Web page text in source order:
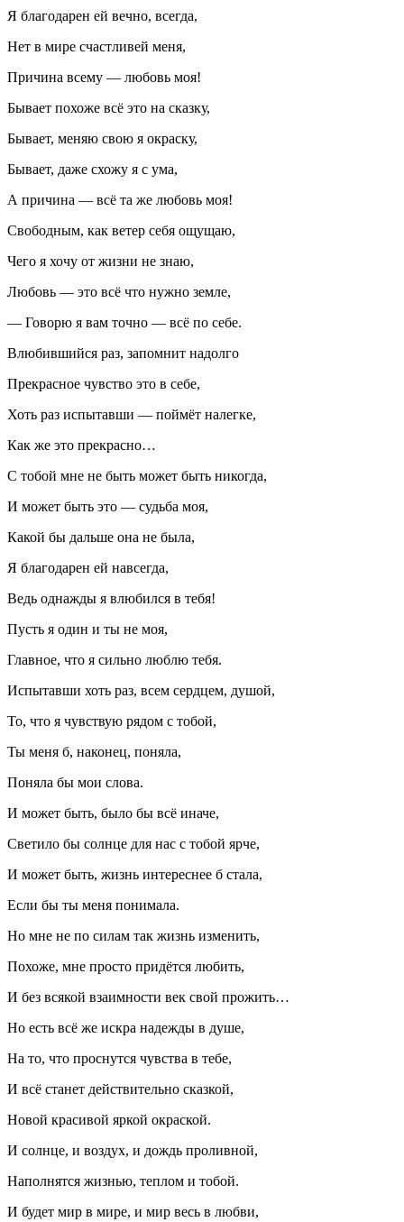
Я благодарен ей вечно, всегда,
Нет в мире счастливей меня,
Причина всему — любовь моя!
Бывает похоже всё это на сказку,
Бывает, меняю свою я окраску,
Бывает, даже схожу я с ума,
А причина — всё та же любовь моя!
Свободным, как ветер себя ощущаю,
Чего я хочу от жизни не знаю,
Любовь — это всё что нужно земле,
— Говорю я вам точно — всё по себе.
Влюбившийся раз, запомнит надолго
Прекрасное чувство это в себе,
Хоть раз испытавши — поймёт налегке,
Как же это прекрасно…
С тобой мне не быть может быть никогда,
И может быть это — судьба моя,
Какой бы дальше она не была,
Я благодарен ей навсегда,
Ведь однажды я влюбился в тебя!
Пусть я один и ты не моя,
Главное, что я сильно люблю тебя.
Испытавши хоть раз, всем сердцем, душой,
То, что я чувствую рядом с тобой,
Ты меня б, наконец, поняла,
Поняла бы мои слова.
И может быть, было бы всё иначе,
Светило бы солнце для нас с тобой ярче,
И может быть, жизнь интереснее б стала,
Если бы ты меня понимала.
Но мне не по силам так жизнь изменить,
Похоже, мне просто придётся любить,
И без всякой взаимности век свой прожить…
Но есть всё же искра надежды в душе,
На то, что проснутся чувства в тебе,
И всё станет действительно сказкой,
Новой красивой яркой окраской.
И солнце, и воздух, и дождь проливной,
Наполнятся жизнью, теплом и тобой.
И будет мир в мире, и мир весь в любви,